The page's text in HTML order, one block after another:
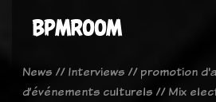
BPMROOM
News // Interviews // promotion
d’événements culturels // Mix